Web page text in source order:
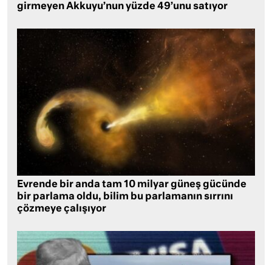
girmeyen Akkuyu’nun yüzde 49’unu satıyor
Evrende bir anda tam 10 milyar güneş gücünde
bir parlama oldu, bilim bu parlamanın sırrını
çözmeye çalışıyor